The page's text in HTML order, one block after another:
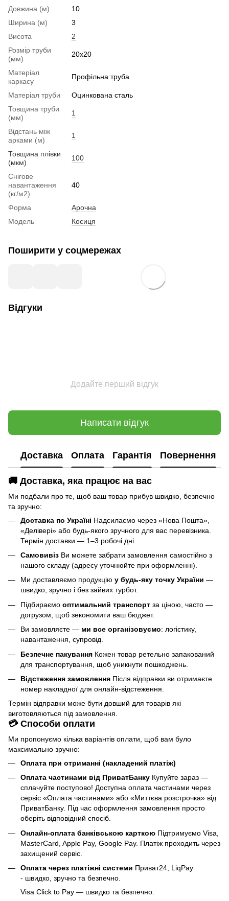
Довжина (м)
10
Ширина (м)
3
Висота
2
Розмір труби
(мм)
20x20
Матеріал
каркасу
Профільна труба
Матеріал труби
Оцинкована сталь
Товщина труби
(мм)
1
Відстань між
арками (м)
1
Товщина плівки
(мкм)
100
Снігове
навантаження
(кг/м2)
40
Форма
Арочна
Модель
Косиця
Поширити у соцмережах
Відгуки
Додайте перший відгук
Написати відгук
Доставка Оплата Гарантія Повернення
🚚 Доставка, яка працює на вас
Ми подбали про те, щоб ваш товар прибув швидко, безпечно
та зручно:
Доставка по Україні Надсилаємо через «Нова Пошта»,
«Делівері» або будь-якого зручного для вас перевізника.
Термін доставки — 1–3 робочі дні.
Самовивіз Ви можете забрати замовлення самостійно з
нашого складу (адресу уточнюйте при оформленні).
Ми доставляємо продукцію у будь-яку точку України —
швидко, зручно і без зайвих турбот.
Підбираємо оптимальний транспорт за ціною, часто —
догрузом, щоб зекономити ваш бюджет.
Ви замовляєте — ми все організовуємо: логістику,
навантаження, супровід.
Безпечне пакування Кожен товар ретельно запакований
для транспортування, щоб уникнути пошкоджень.
Відстеження замовлення Після відправки ви отримаєте
номер накладної для онлайн-відстеження.
Термін відправки може бути довший для товарів які
виготовляються під замовлення.
💳 Способи оплати
Ми пропонуємо кілька варіантів оплати, щоб вам було
максимально зручно:
Оплата при отриманні (накладений платіж)
Оплата частинами від ПриватБанку Купуйте зараз —
сплачуйте поступово! Доступна оплата частинами через
сервіс «Оплата частинами» або «Миттєва розстрочка» від
ПриватБанку. Під час оформлення замовлення просто
оберіть відповідний спосіб.
Онлайн-оплата банківською карткою Підтримуємо Visa,
MasterCard, Apple Pay, Google Pay. Платіж проходить через
захищений сервіс.
Оплата через платіжні системи Приват24, LiqPay
- швидко, зручно та безпечно.
Visa Click to Pay — швидко та безпечно.